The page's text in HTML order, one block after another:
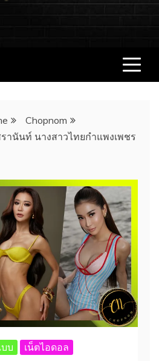
ONLYFANS หุ่นเอ็กซ์
Chopnom
รานันท์ นางสาวไทยกำแพงเพชร
บ
เน็ตไอดอล